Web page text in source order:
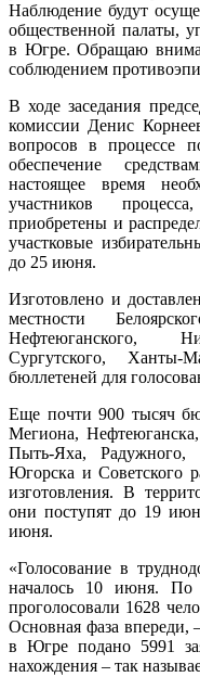
Наблюдение будут
общественной палаты,
в Югре. Обращаю
соблюдением
В ходе заседания
комиссии Денис
вопросов в процессе
обеспечение
настоящее время
участников
приобретены и
участковые
до 25 июня.
Изготовлено и
местности
Нефтеюганского,
Сургутского, Ханты-
бюллетеней для
Еще почти 900 тысяч
Мегиона,
Пыть-Яха, Радужного,
Югорска и Советского
изготовления. В
они поступят до 19
июня.
«Голосование в
началось 10 июня. По
проголосовали 1628
Основная фаза впереди,
в Югре подано 5991
нахождения – так